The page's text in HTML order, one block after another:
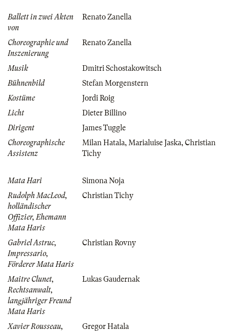
Ballett in zwei Akten
von
Renato Zanella
Choreographie und
Inszenierung
Renato Zanella
Musik
Dmitri Schostakowitsch
Bühnenbild
Stefan Morgenstern
Kostüme
Jordi Roig
Licht
Dieter Billino
Dirigent
James Tuggle
Choreographische
Assistenz
Milan Hatala, Marialuise Jaska, Christian
Tichy
Mata Hari
Simona Noja
Rudolph MacLeod,
holländischer
Offizier, Ehemann
Mata Haris
Christian Tichy
Gabriel Astruc,
Impressario,
Förderer Mata Haris
Christian Rovny
Maitre Clunet,
Rechtsanwalt,
langjähriger Freund
Mata Haris
Lukas Gaudernak
Xavier Rousseau,
Gregor Hatala